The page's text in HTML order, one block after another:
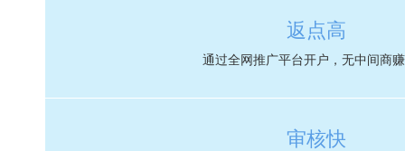
返点高
通过全网推广平台开户，无中间商
审核快